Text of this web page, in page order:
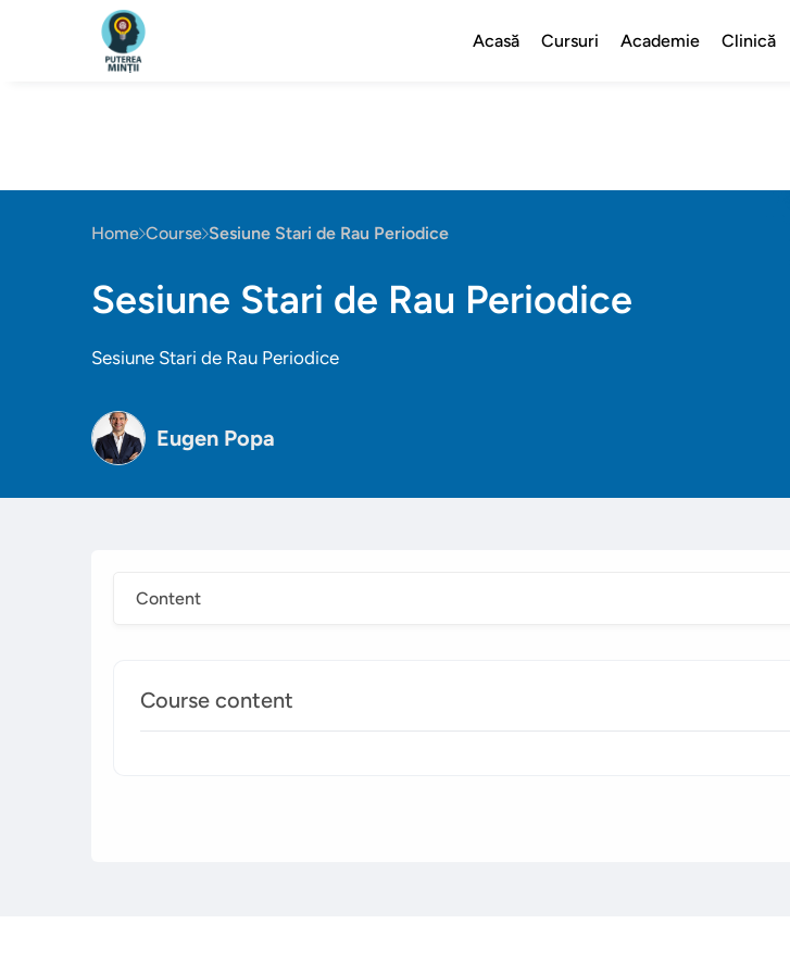
Acasă Cursuri Academie Clinică
Home Course Sesiune Stari de Rau Periodice
Sesiune Stari de Rau Periodice
Sesiune Stari de Rau Periodice
Eugen Popa
Content
Course content